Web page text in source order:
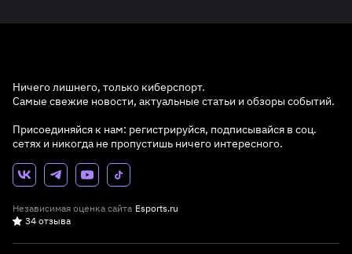
Ничего лишнего, только киберспорт.
Самые свежие новости, актуальные статьи и обзоры событий.
Присоединяйся к нам: регистрируйся, подписывайся в соц.
сетях и никогда не пропустишь ничего интересного.
Независимая оценка сайта Esports.ru
34 отзыва